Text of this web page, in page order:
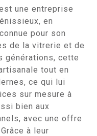
une entreprise
en
pour son
de la vitrerie et de
générations, cette
tout en
ce qui lui
sur mesure à
bien aux
avec une offre
à leur